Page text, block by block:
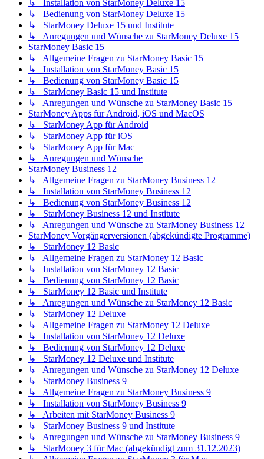
↳ Installation von StarMoney Deluxe 15
↳ Bedienung von StarMoney Deluxe 15
↳ StarMoney Deluxe 15 und Institute
↳ Anregungen und Wünsche zu StarMoney Deluxe 15
StarMoney Basic 15
↳ Allgemeine Fragen zu StarMoney Basic 15
↳ Installation von StarMoney Basic 15
↳ Bedienung von StarMoney Basic 15
↳ StarMoney Basic 15 und Institute
↳ Anregungen und Wünsche zu StarMoney Basic 15
StarMoney Apps für Android, iOS und MacOS
↳ StarMoney App für Android
↳ StarMoney App für iOS
↳ StarMoney App für Mac
↳ Anregungen und Wünsche
StarMoney Business 12
↳ Allgemeine Fragen zu StarMoney Business 12
↳ Installation von StarMoney Business 12
↳ Bedienung von StarMoney Business 12
↳ StarMoney Business 12 und Institute
↳ Anregungen und Wünsche zu StarMoney Business 12
StarMoney Vorgängerversionen (abgekündigte Programme)
↳ StarMoney 12 Basic
↳ Allgemeine Fragen zu StarMoney 12 Basic
↳ Installation von StarMoney 12 Basic
↳ Bedienung von StarMoney 12 Basic
↳ StarMoney 12 Basic und Institute
↳ Anregungen und Wünsche zu StarMoney 12 Basic
↳ StarMoney 12 Deluxe
↳ Allgemeine Fragen zu StarMoney 12 Deluxe
↳ Installation von StarMoney 12 Deluxe
↳ Bedienung von StarMoney 12 Deluxe
↳ StarMoney 12 Deluxe und Institute
↳ Anregungen und Wünsche zu StarMoney 12 Deluxe
↳ StarMoney Business 9
↳ Allgemeine Fragen zu StarMoney Business 9
↳ Installation von StarMoney Business 9
↳ Arbeiten mit StarMoney Business 9
↳ StarMoney Business 9 und Institute
↳ Anregungen und Wünsche zu StarMoney Business 9
↳ StarMoney 3 für Mac (abgekündigt zum 31.12.2023)